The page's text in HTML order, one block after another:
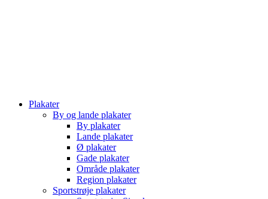
Plakater
By og lande plakater
By plakater
Lande plakater
Ø plakater
Gade plakater
Område plakater
Region plakater
Sportstrøje plakater